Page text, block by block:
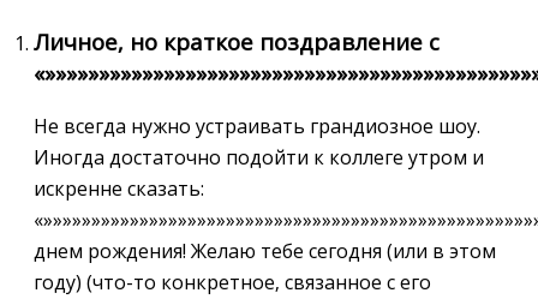
Личное‚ но краткое поздравление с
Не всегда нужно устраивать грандиозное шоу.
Иногда достаточно подойти к коллеге утром и
искренне сказать:
днем рождения! Желаю тебе сегодня (или в этом
году) (что-то конкретное‚ связанное с его